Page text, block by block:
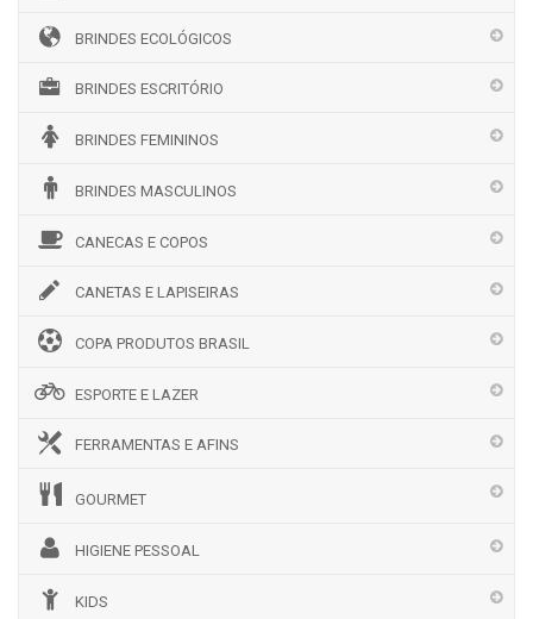
BRINDES ECOLÓGICOS
BRINDES ESCRITÓRIO
BRINDES FEMININOS
BRINDES MASCULINOS
CANECAS E COPOS
CANETAS E LAPISEIRAS
COPA PRODUTOS BRASIL
ESPORTE E LAZER
FERRAMENTAS E AFINS
GOURMET
HIGIENE PESSOAL
KIDS